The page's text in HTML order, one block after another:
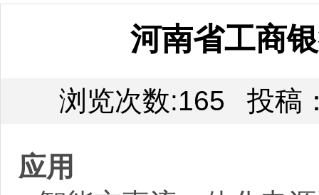
河南省工商
浏览次数:165 投稿
应用